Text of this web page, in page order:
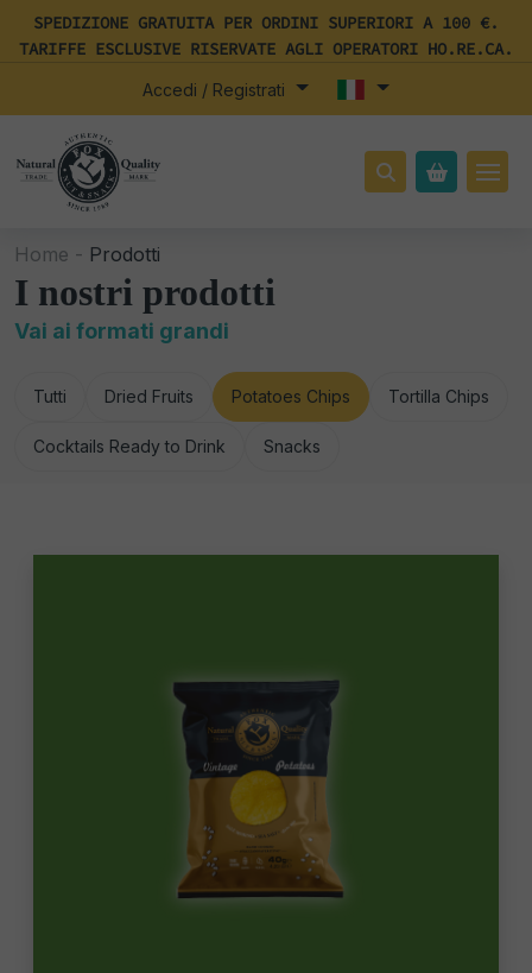
SPEDIZIONE GRATUITA PER ORDINI SUPERIORI A 100 €.
TARIFFE ESCLUSIVE RISERVATE AGLI OPERATORI HO.RE.CA.
Accedi / Registrati
Home - Prodotti
I nostri prodotti
Vai ai formati grandi
Tutti Dried Fruits Potatoes Chips Tortilla Chips
Cocktails Ready to Drink Snacks